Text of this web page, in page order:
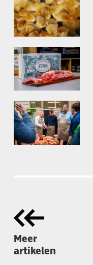
Meer
artikelen